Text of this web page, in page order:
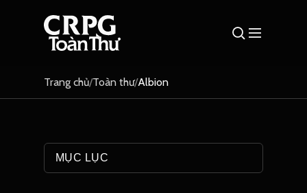
Trang chủ/Toàn thư/Albion
MỤC LỤC